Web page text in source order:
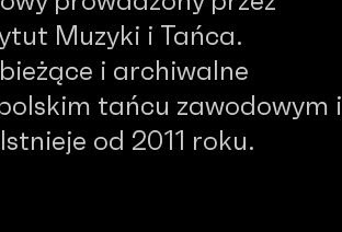
Muzyki i Tańca.
i archiwalne
tańcu zawodowym i
od 2011 roku.